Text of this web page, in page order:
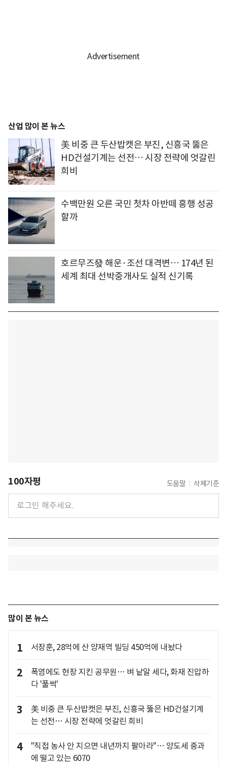
산업 많이 본 뉴스
美 비중 큰 두산밥캣은 부진, 신흥국 뚫은
HD건설기계는 선전… 시장 전략에 엇갈린
희비
수백만원 오른 국민 첫차 아반떼 흥행 성공
할까
호르무즈發 해운·조선 대격변… 174년 된
세계 최대 선박중개사도 실적 신기록
100자평 도움말 삭제기준
많이 본 뉴스
1 서장훈, 28억에 산 양재역 빌딩 450억에 내놨다
2
폭염에도 현장 지킨 공무원… 벼 낱알 세다, 화재 진압하
다 '풀썩'
3
美 비중 큰 두산밥캣은 부진, 신흥국 뚫은 HD건설기계
는 선전… 시장 전략에 엇갈린 희비
4
"직접 농사 안 지으면 내년까지 팔아라"… 양도세 중과
에 떨고 있는 6070